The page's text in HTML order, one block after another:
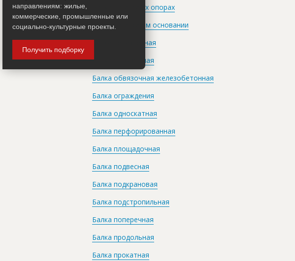
Балка на упругих опорах
Балка на упругом основании
Балка неразрезная
Балка обвязочная
Балка обвязочная железобетонная
Балка ограждения
Балка односкатная
Балка перфорированная
Балка площадочная
Балка подвесная
Балка подкрановая
Балка подстропильная
Балка поперечная
Балка продольная
Балка прокатная
направлениям: жилые,
коммерческие, промышленные или
социально-культурные проекты.
Получить подборку